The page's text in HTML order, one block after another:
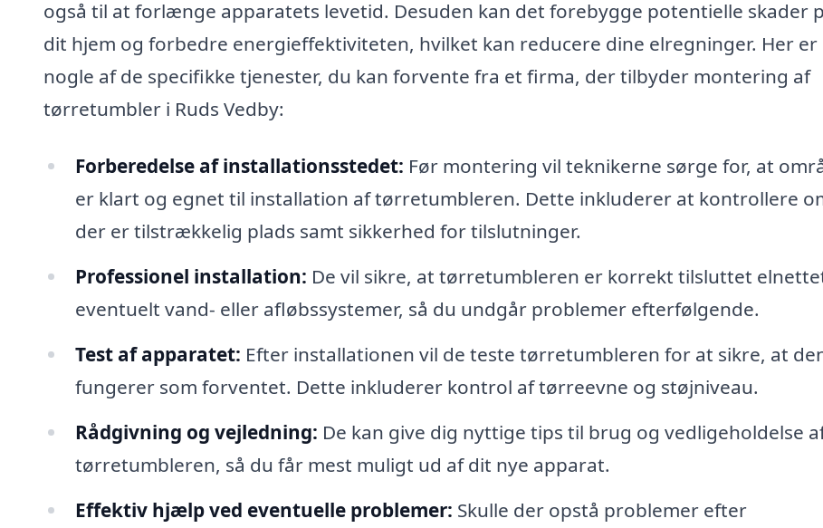
også til at forlænge apparatets levetid. Desuden kan det forebygge potentielle skader
dit hjem og forbedre energieffektiviteten, hvilket kan reducere dine elregninger. Her er
nogle af de specifikke tjenester, du kan forvente fra et firma, der tilbyder montering af
tørretumbler i Ruds Vedby:
Forberedelse af installationsstedet: Før montering vil teknikerne sørge for, at
er klart og egnet til installation af tørretumbleren. Dette inkluderer at kontrollere
der er tilstrækkelig plads samt sikkerhed for tilslutninger.
Professionel installation: De vil sikre, at tørretumbleren er korrekt tilsluttet
eventuelt vand- eller afløbssystemer, så du undgår problemer efterfølgende.
Test af apparatet: Efter installationen vil de teste tørretumbleren for at sikre, at
fungerer som forventet. Dette inkluderer kontrol af tørreevne og støjniveau.
Rådgivning og vejledning: De kan give dig nyttige tips til brug og vedligeholdelse
tørretumbleren, så du får mest muligt ud af dit nye apparat.
Effektiv hjælp ved eventuelle problemer: Skulle der opstå problemer efter